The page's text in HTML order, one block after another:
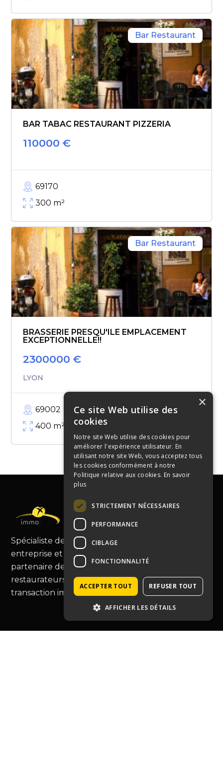
Bar Restaurant
BAR TABAC RESTAURANT PIZZERIA
110000 €
69170
300 m²
Bar Restaurant
BRASSERIE PRESQU'ILE EMPLACEMENT
EXCEPTIONNELLE!!
2300000 €
LYON
69002
400 m²
Spécialiste de la cession de fonds de commerce,
entreprise et murs commerciaux, Immopro est le
partenaire de choix pour les commerçants et
restaurateurs, vous guidant au-delà de la simple
transaction immobilière.
×
Ce site Web utilise des
cookies
Notre site Web utilise des cookies pour
améliorer l'expérience utilisateur. En
utilisant notre site Web, vous acceptez tous
les cookies conformément à notre
Politique relative aux cookies. En savoir
plus
STRICTEMENT NÉCESSAIRES
PERFORMANCE
CIBLAGE
FONCTIONNALITÉ
ACCEPTER TOUT REFUSER TOUT
AFFICHER LES DÉTAILS